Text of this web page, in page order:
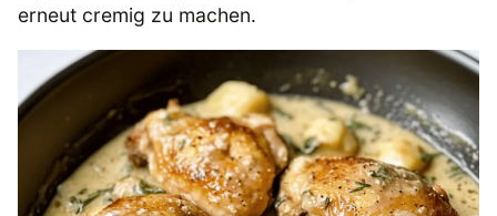
erneut cremig zu machen.